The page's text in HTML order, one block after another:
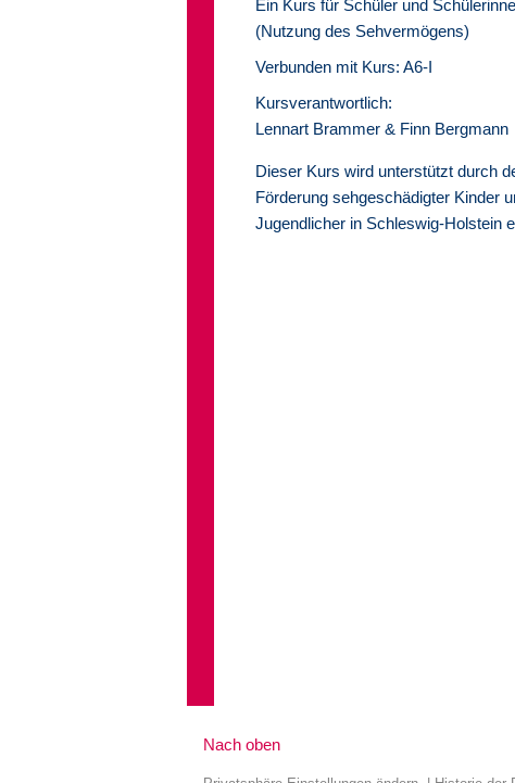
Übergang Schule
Medienzentrum
Erfahrungsberichte
Ein Kurs für Schüler und
(Nutzung des Sehvermögens)
Verbunden mit Kurs: A6-I
Kursverantwortlich:
Lennart Brammer & Finn Bergmann
Dieser Kurs wird unterstützt durch
Förderung sehgeschädigter Kinder
Jugendlicher in Schleswig-Holstein
Nach oben